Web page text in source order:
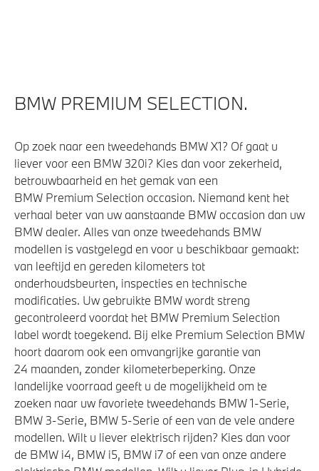
BMW PREMIUM SELECTION.
Op zoek naar een tweedehands BMW X1? Of gaat u
liever voor een BMW 320i? Kies dan voor zekerheid,
betrouwbaarheid en het gemak van een
BMW Premium Selection occasion. Niemand kent het
verhaal beter van uw aanstaande BMW occasion dan uw
BMW dealer. Alles van onze tweedehands BMW
modellen is vastgelegd en voor u beschikbaar gemaakt:
van leeftijd en gereden kilometers tot
onderhoudsbeurten, inspecties en technische
modificaties. Uw gebruikte BMW wordt streng
gecontroleerd voordat het BMW Premium Selection
label wordt toegekend. Bij elke Premium Selection BMW
hoort daarom ook een omvangrijke garantie van
24 maanden, zonder kilometerbeperking. Onze
landelijke voorraad geeft u de mogelijkheid om te
zoeken naar uw favoriete tweedehands BMW 1-Serie,
BMW 3-Serie, BMW 5-Serie of een van de vele andere
modellen. Wilt u liever elektrisch rijden? Kies dan voor
de BMW i4, BMW i5, BMW i7 of een van onze andere